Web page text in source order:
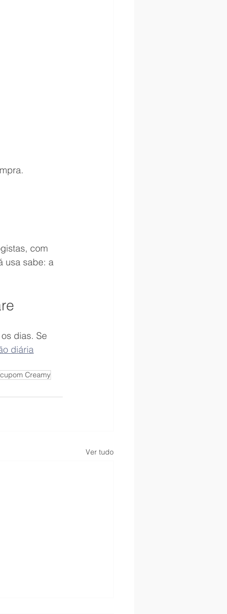
com
usa sabe: a
dias. Se
diária
cupom Creamy
Ver tudo